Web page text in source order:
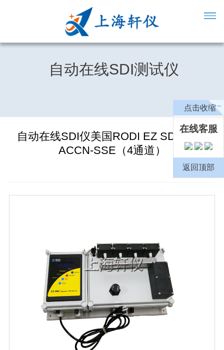
自动在线SDI测试仪
自动在线SDI仪美国RODI EZ SDI-4TM-
ACCN-SSE（4通道）
点击收缩
在线客服
返回顶部